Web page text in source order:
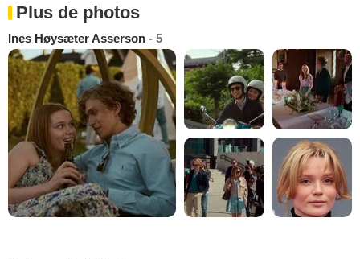
Plus de photos
Ines Høysæter Asserson - 5